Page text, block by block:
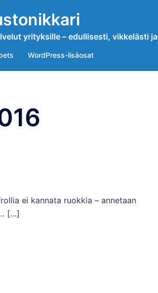
yrityksille – edullisesti, vikkelästi
WordPress-lisäosat
ei kannata ruokkia – annetaan
[…]